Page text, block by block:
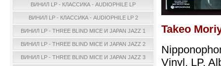
ВИНИЛ LP - КЛАССИКА - AUDIOPHILE LP
ВИНИЛ LP - КЛАССИКА - AUDIOPHILE LP 2
ВИНИЛ LP - THREE BLIND MICE И JAPAN JAZZ 1
ВИНИЛ LP - THREE BLIND MICE И JAPAN JAZZ 2
ВИНИЛ LP - THREE BLIND MICE И JAPAN JAZZ 3
Takeo
Vinyl, LP,